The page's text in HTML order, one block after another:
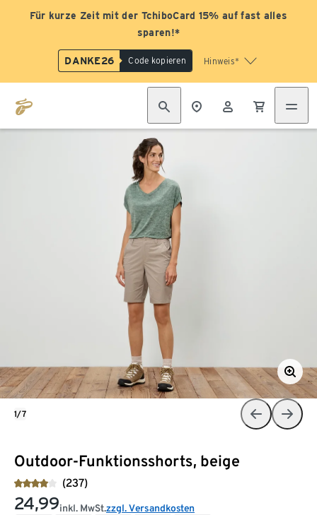
Für kurze Zeit mit der TchiboCard 15% auf fast alles
sparen!*
DANKE26 Code kopieren Hinweis*
Outdoor-Funktionsshorts, beige
(237)
24,99inkl. MwSt.zzgl. Versandkosten
1/7